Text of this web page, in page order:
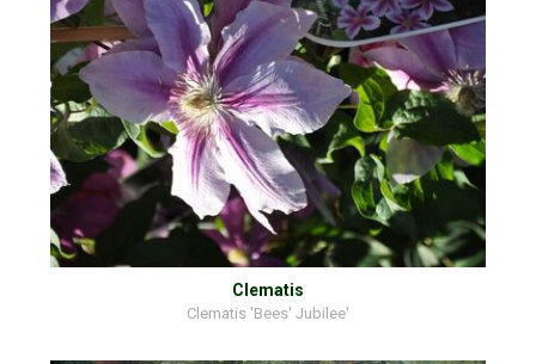
Clematis
Clematis 'Bees' Jubilee'